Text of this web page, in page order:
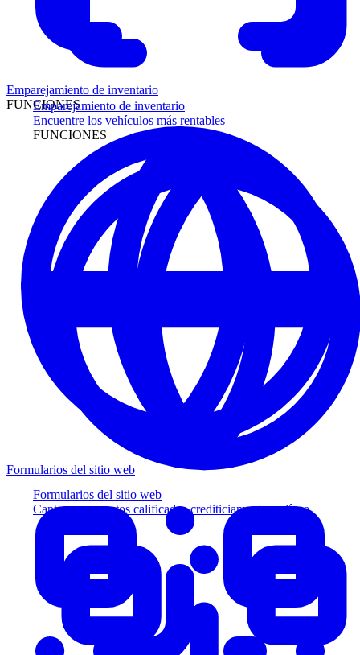
Emparejamiento de inventario
Encuentre los vehículos más rentables
FUNCIONES
Formularios del sitio web
Capture prospectos calificados crediticiamente en línea
Emparejamiento de inventario
FUNCIONES
Formularios del sitio web